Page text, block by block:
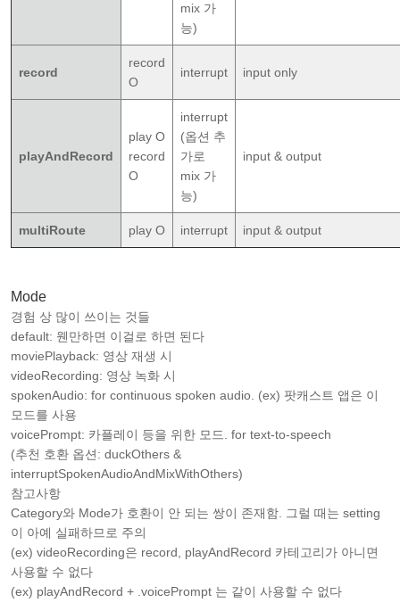
mix 가
능)
record
record
O
interrupt input only
playAndRecord
play O
record
O
interrupt
(옵션 추
가로
mix 가
능)
input & output
multiRoute play O interrupt input & output
Mode
경험 상 많이 쓰이는 것들
default: 웬만하면 이걸로 하면 된다
moviePlayback: 영상 재생 시
videoRecording: 영상 녹화 시
spokenAudio: for continuous spoken audio. (ex) 팟캐스트 앱은 이
모드를 사용
voicePrompt: 카플레이 등을 위한 모드. for text-to-speech
(추천 호환 옵션: duckOthers &
interruptSpokenAudioAndMixWithOthers)
참고사항
Category와 Mode가 호환이 안 되는 쌍이 존재함. 그럴 때는 setting
이 아예 실패하므로 주의
(ex) videoRecording은 record, playAndRecord 카테고리가 아니면
사용할 수 없다
(ex) playAndRecord + .voicePrompt 는 같이 사용할 수 없다